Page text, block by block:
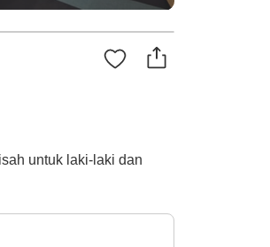
untuk laki-laki dan